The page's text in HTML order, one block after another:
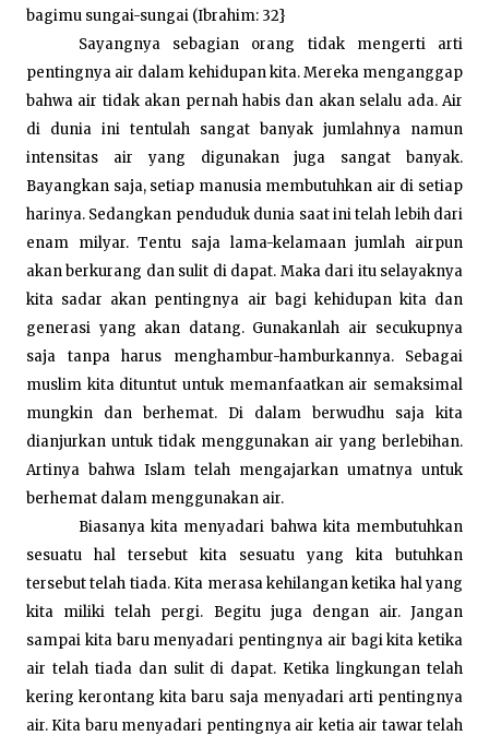
bagimu sungai-sungai (Ibrahim: 32}
Sayangnya sebagian orang tidak mengerti arti
pentingnya air dalam kehidupan kita. Mereka menganggap
bahwa air tidak akan pernah habis dan akan selalu ada. Air
di dunia ini tentulah sangat banyak jumlahnya namun
intensitas air yang digunakan juga sangat banyak.
Bayangkan saja, setiap manusia membutuhkan air di setiap
harinya. Sedangkan penduduk dunia saat ini telah lebih dari
enam milyar. Tentu saja lama-kelamaan jumlah airpun
akan berkurang dan sulit di dapat. Maka dari itu selayaknya
kita sadar akan pentingnya air bagi kehidupan kita dan
generasi yang akan datang. Gunakanlah air secukupnya
saja tanpa harus menghambur-hamburkannya. Sebagai
muslim kita dituntut untuk memanfaatkan air semaksimal
mungkin dan berhemat. Di dalam berwudhu saja kita
dianjurkan untuk tidak menggunakan air yang berlebihan.
Artinya bahwa Islam telah mengajarkan umatnya untuk
berhemat dalam menggunakan air.
Biasanya kita menyadari bahwa kita membutuhkan
sesuatu hal tersebut kita sesuatu yang kita butuhkan
tersebut telah tiada. Kita merasa kehilangan ketika hal yang
kita miliki telah pergi. Begitu juga dengan air. Jangan
sampai kita baru menyadari pentingnya air bagi kita ketika
air telah tiada dan sulit di dapat. Ketika lingkungan telah
kering kerontang kita baru saja menyadari arti pentingnya
air. Kita baru menyadari pentingnya air ketia air tawar telah